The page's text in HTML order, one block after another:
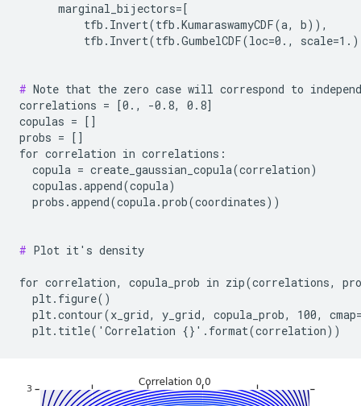
      marginal_bijectors=[
          tfb.Invert(tfb.KumaraswamyCDF(a, b)),
tfb.Invert(tfb.GumbelCDF(loc=0.,
# Note that the zero case will correspond to
correlations = [0., -0.8, 0.8]
copulas = []
probs = []
for correlation in correlations:
  copula = create_gaussian_copula(correlation)
  copulas.append(copula)
  probs.append(copula.prob(coordinates))
# Plot it's density
for correlation, copula_prob in zip(correlations,
  plt.figure()
plt.contour(x_grid, y_grid, copula_prob, 100,